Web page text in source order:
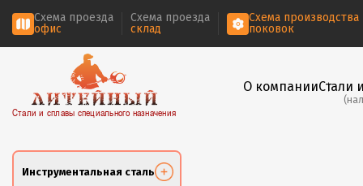
Схема проезда
офис
Схема проезда
склад
Схема производства
поковок
Стали и сплавы специального назначения
О компанииСтали
Инструментальная сталь